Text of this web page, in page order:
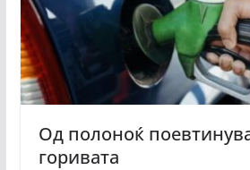
Од полоноќ
горивата